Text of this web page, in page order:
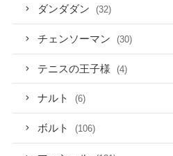
ダンダダン (32)
チェンソーマン (30)
テニスの王子様 (4)
ナルト (6)
ボルト (106)